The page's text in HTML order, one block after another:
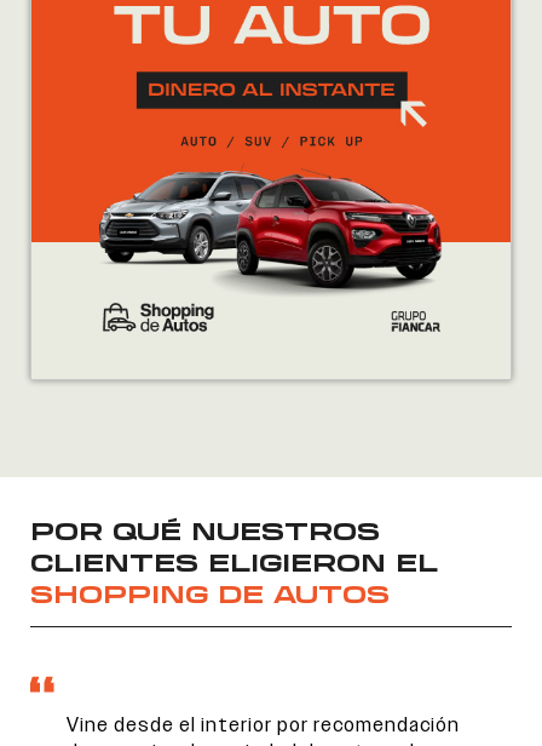
POR QUÉ NUESTROS
CLIENTES ELIGIERON EL
SHOPPING DE AUTOS
Vine desde el interior por recomendación